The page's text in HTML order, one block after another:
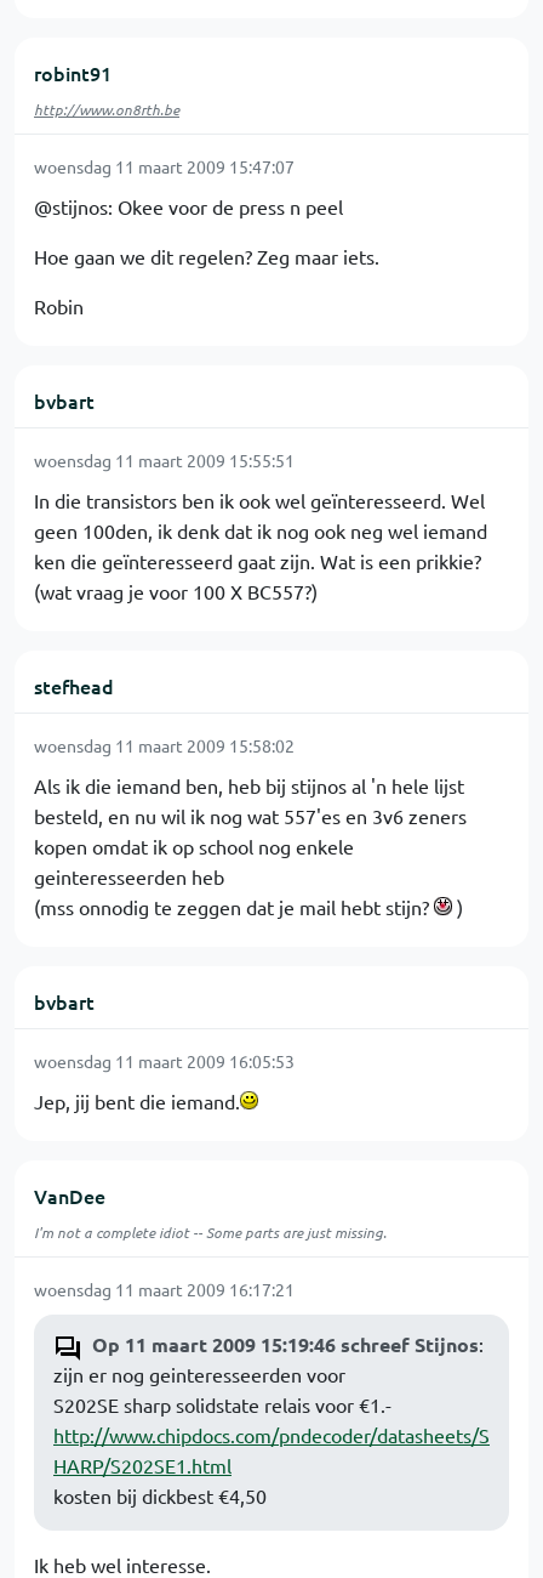
robint91
http://www.on8rth.be
woensdag 11 maart 2009 15:47:07
@stijnos: Okee voor de press n peel
Hoe gaan we dit regelen? Zeg maar iets.
Robin
bvbart
woensdag 11 maart 2009 15:55:51
In die transistors ben ik ook wel geïnteresseerd. Wel
geen 100den, ik denk dat ik nog ook neg wel iemand
ken die geïnteresseerd gaat zijn. Wat is een prikkie?
(wat vraag je voor 100 X BC557?)
stefhead
woensdag 11 maart 2009 15:58:02
Als ik die iemand ben, heb bij stijnos al 'n hele lijst
besteld, en nu wil ik nog wat 557'es en 3v6 zeners
kopen omdat ik op school nog enkele
geinteresseerden heb
(mss onnodig te zeggen dat je mail hebt stijn?
)
bvbart
woensdag 11 maart 2009 16:05:53
Jep, jij bent die iemand.
VanDee
I'm not a complete idiot -- Some parts are just missing.
woensdag 11 maart 2009 16:17:21
Op 11 maart 2009 15:19:46 schreef Stijnos:
zijn er nog geinteresseerden voor
S202SE sharp solidstate relais voor €1.-
http://www.chipdocs.com/pndecoder/datasheets/S
HARP/S202SE1.html
kosten bij dickbest €4,50
Ik heb wel interesse.